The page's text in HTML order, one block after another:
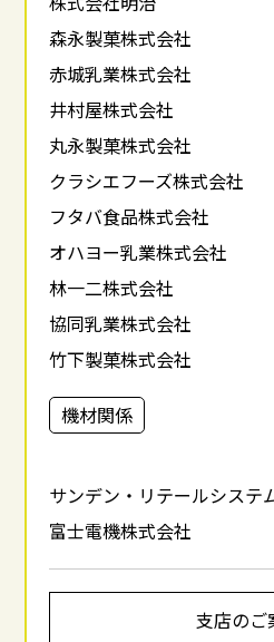
森永製菓株式会社
赤城乳業株式会社
井村屋株式会社
丸永製菓株式会社
クラシエフーズ株式会社
フタバ食品株式会社
オハヨー乳業株式会社
林一二株式会社
協同乳業株式会社
竹下製菓株式会社
機材関係
サンデン・リテールシステ
富士電機株式会社
支店のご